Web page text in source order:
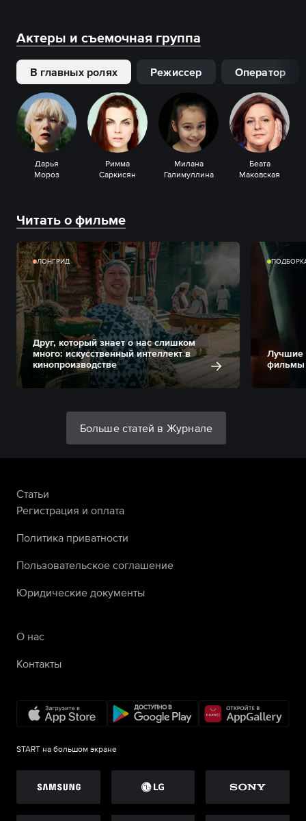
Актеры и съемочная группа
В главных ролях Режиссер Оператор
Дарья
Мороз
Римма
Саркисян
Милана
Галимуллина
Беата
Маковская
Читать о фильме
ЛОНГРИД
Друг, который знает о нас слишком
много: искусственный интеллект в
кинопроизводстве
Лучшие
фильмы
Больше статей в Журнале
Статьи
Регистрация и оплата
Политика приватности
Пользовательское соглашение
Юридические документы
О нас
Контакты
START на большом экране